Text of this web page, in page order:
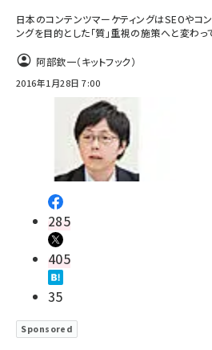
日本のコンテンツマーケティングはSEOやコ
ングを目的とした「質」重視の施策へと変わっ
阿部欽一（キットフック）
2016年1月28日 7:00
285
405
35
Sponsored